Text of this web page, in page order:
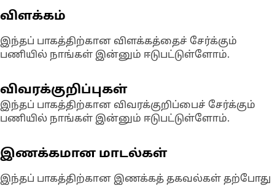
விளக்கம்
இந்தப் பாகத்திற்கான விளக்கத்தைச் சேர்க்கும்
பணியில் நாங்கள் இன்னும் ஈடுபட்டுள்ளோம்.
விவரக்குறிப்புகள்
இந்தப் பாகத்திற்கான விவரக்குறிப்பைச் சேர்க்கும்
பணியில் நாங்கள் இன்னும் ஈடுபட்டுள்ளோம்.
இணக்கமான மாடல்கள்
இந்தப் பாகத்திற்கான இணக்கத் தகவல்கள் தற்போது